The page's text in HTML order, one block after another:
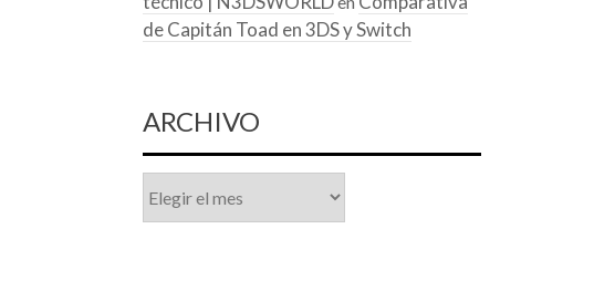
de Capitán Toad en 3DS y Switch
ARCHIVO